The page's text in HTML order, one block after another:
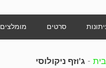
סרטים מומלצים
-ג'וזף ניקולוסי